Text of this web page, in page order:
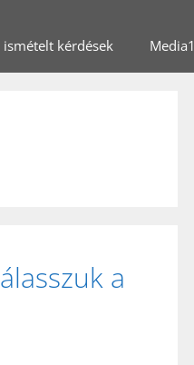
ismételt kérdések Media1
a